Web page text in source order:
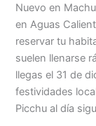
Nuevo en
en Aguas
reservar tu
suelen llenarse
llegas el 31 de
festividades
Picchu al día